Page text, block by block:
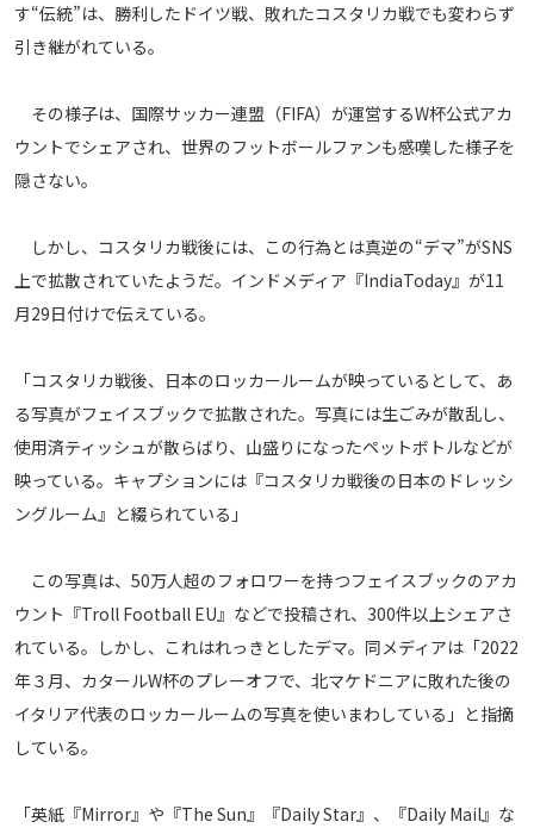
プライバシーポリシー
Share
す“伝統”は、勝利したドイツ戦、敗れたコスタリカ戦でも変わらず
引き継がれている。
その様子は、国際サッカー連盟（FIFA）が運営するW杯公式アカ
ウントでシェアされ、世界のフットボールファンも感嘆した様子を
隠さない。
しかし、コスタリカ戦後には、この行為とは真逆の“デマ”がSNS
上で拡散されていたようだ。インドメディア『IndiaToday』が11
月29日付けで伝えている。
「コスタリカ戦後、日本のロッカールームが映っているとして、あ
る写真がフェイスブックで拡散された。写真には生ごみが散乱し、
使用済ティッシュが散らばり、山盛りになったペットボトルなどが
映っている。キャプションには『コスタリカ戦後の日本のドレッシ
ングルーム』と綴られている」
この写真は、50万人超のフォロワーを持つフェイスブックのアカ
ウント『Troll Football EU』などで投稿され、300件以上シェアさ
れている。しかし、これはれっきとしたデマ。同メディアは「2022
年３月、カタールW杯のプレーオフで、北マケドニアに敗れた後の
イタリア代表のロッカールームの写真を使いまわしている」と指摘
している。
「英紙『Mirror』や『The Sun』『Daily Star』、『Daily Mail』な